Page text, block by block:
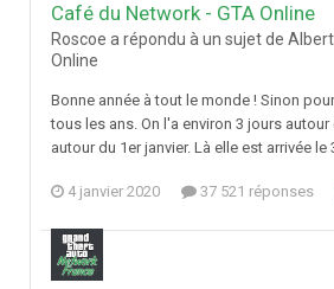
Café du Network - GTA Online
Roscoe a répondu à un sujet de
Online
Bonne année à tout le monde ! Sinon
tous les ans. On l'a environ 3 jours autour
autour du 1er janvier. Là elle est arrivée le
4 janvier 2020 37 521 réponses